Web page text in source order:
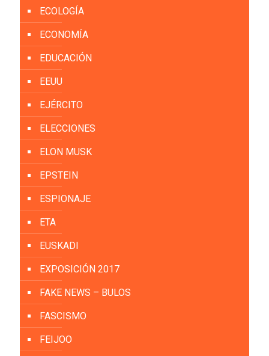
ECOLOGÍA
ECONOMÍA
EDUCACIÓN
EEUU
EJÉRCITO
ELECCIONES
ELON MUSK
EPSTEIN
ESPIONAJE
ETA
EUSKADI
EXPOSICIÓN 2017
FAKE NEWS – BULOS
FASCISMO
FEIJOO